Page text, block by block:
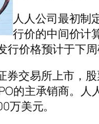
人人公司最初制
行价的中间价计
价格预计于下周
券交易所上市，
的主承销商。人
万美元。